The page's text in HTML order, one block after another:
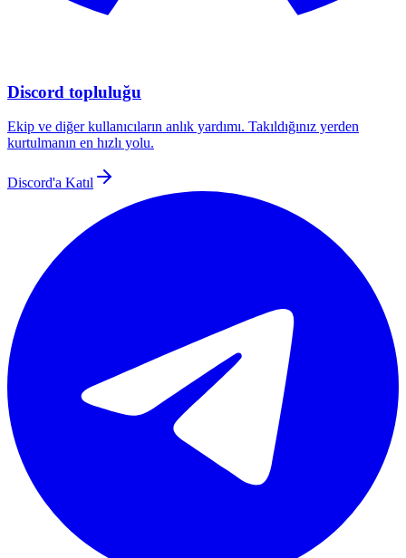
Discord topluluğu
Ekip ve diğer kullanıcıların anlık yardımı. Takıldığınız yerden
kurtulmanın en hızlı yolu.
Discord'a Katıl